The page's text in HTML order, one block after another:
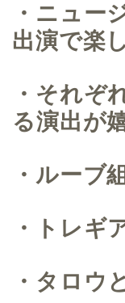
・ニュー
出演で楽
・それぞ
る演出が
・ルーブ
・トレギ
・タロウ